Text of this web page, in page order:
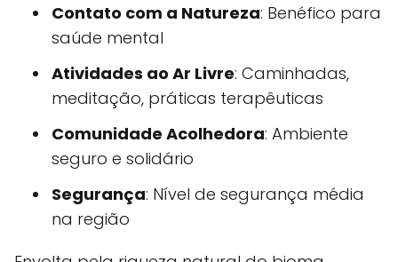
Contato com a Natureza: Benéfico para
saúde mental
Atividades ao Ar Livre: Caminhadas,
meditação, práticas terapêuticas
Comunidade Acolhedora: Ambiente
seguro e solidário
Segurança: Nível de segurança média
na região